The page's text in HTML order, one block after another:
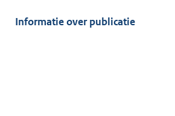
van:
Informatie over publicatie